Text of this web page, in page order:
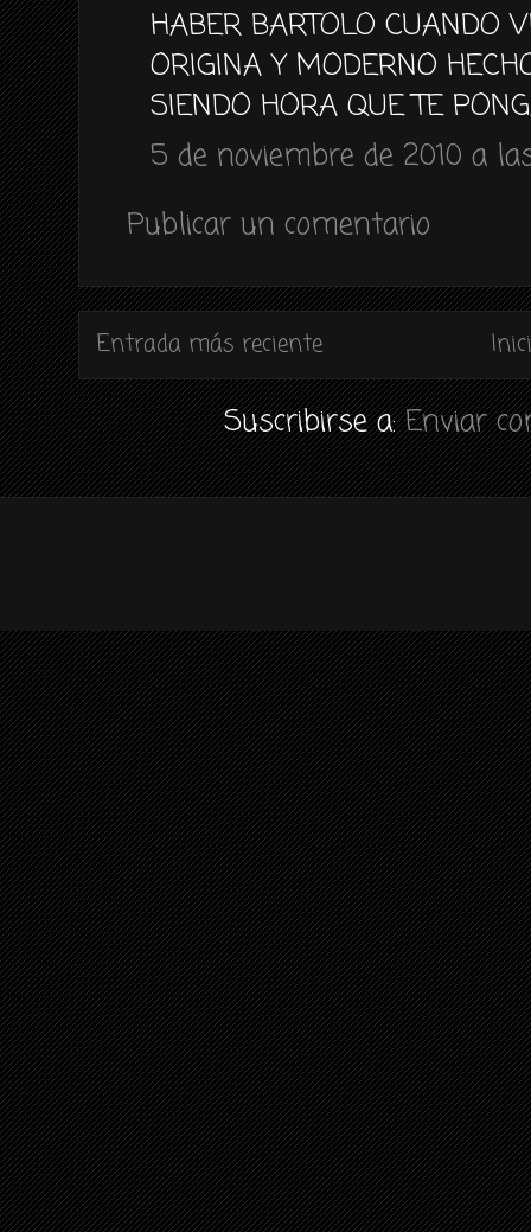
HABER BARTOLO CUANDO
ORIGINA Y MODERNO
SIENDO HORA QUE TE
5 de noviembre de 2010 a
Publicar un comentario
Entrada más reciente
Suscribirse a:Enviar